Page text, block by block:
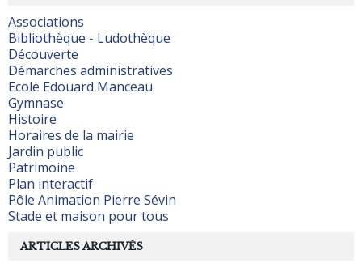
Associations
Bibliothèque - Ludothèque
Découverte
Démarches administratives
Ecole Edouard Manceau
Gymnase
Histoire
Horaires de la mairie
Jardin public
Patrimoine
Plan interactif
Pôle Animation Pierre Sévin
Stade et maison pour tous
ARTICLES ARCHIVÉS